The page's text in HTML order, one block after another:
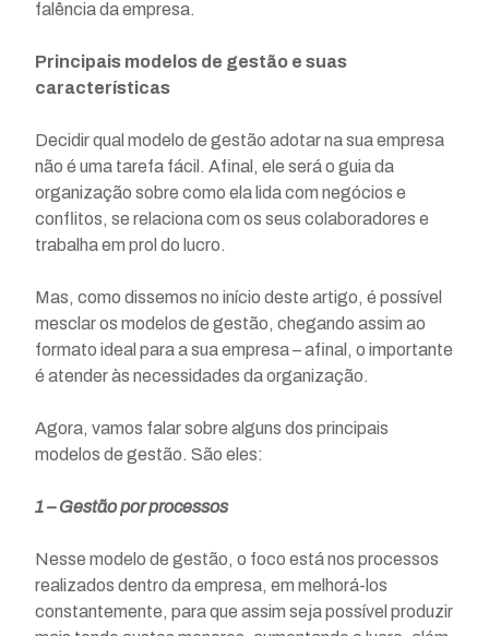
falência da empresa.
Principais modelos de gestão e suas
características
Decidir qual modelo de gestão adotar na sua empresa
não é uma tarefa fácil. Afinal, ele será o guia da
organização sobre como ela lida com negócios e
conflitos, se relaciona com os seus colaboradores e
trabalha em prol do lucro.
Mas, como dissemos no início deste artigo, é possível
mesclar os modelos de gestão, chegando assim ao
formato ideal para a sua empresa – afinal, o importante
é atender às necessidades da organização.
Agora, vamos falar sobre alguns dos principais
modelos de gestão. São eles:
1 – Gestão por processos
Nesse modelo de gestão, o foco está nos processos
realizados dentro da empresa, em melhorá-los
constantemente, para que assim seja possível produzir